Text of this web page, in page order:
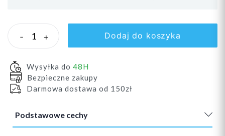
- + Dodaj do koszyka
Wysyłka do 48H
Bezpieczne zakupy
Darmowa dostawa od 150zł
Podstawowe cechy